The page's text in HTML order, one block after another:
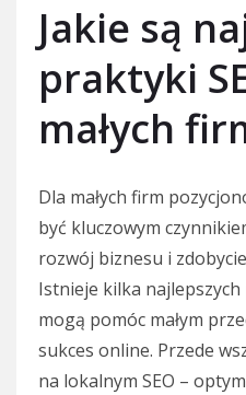
Jakie są
praktyki
małych
Dla małych firm
być kluczowym
rozwój biznesu i
Istnieje kilka
mogą pomóc małym
sukces online. Przede
na lokalnym SEO –